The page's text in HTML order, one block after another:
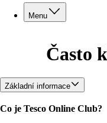
Menu
Často
Základní informace
Co je Tesco Online Club?